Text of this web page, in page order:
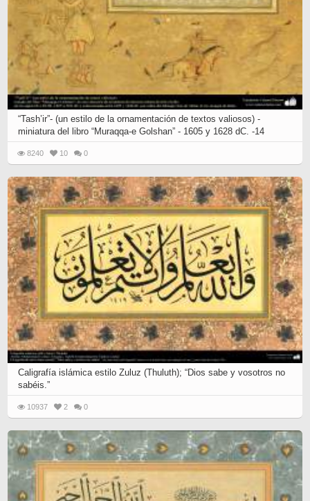
“Tash’ir”- (un estilo de la ornamentación de textos valiosos) -
miniatura del libro “Muraqqa-e Golshan” - 1605 y 1628 dC. -14
8240 10 0
Caligrafía islámica estilo Zuluz (Thuluth); “Dios sabe y vosotros no
sabéis.”
10937 2 0